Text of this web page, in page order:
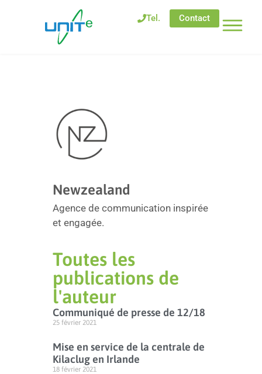
Tel. Contact
Newzealand
Agence de communication inspirée
et engagée.
Toutes les
publications de
l'auteur
Communiqué de presse de 12/18
25 février 2021
Mise en service de la centrale de
Kilaclug en Irlande
18 février 2021